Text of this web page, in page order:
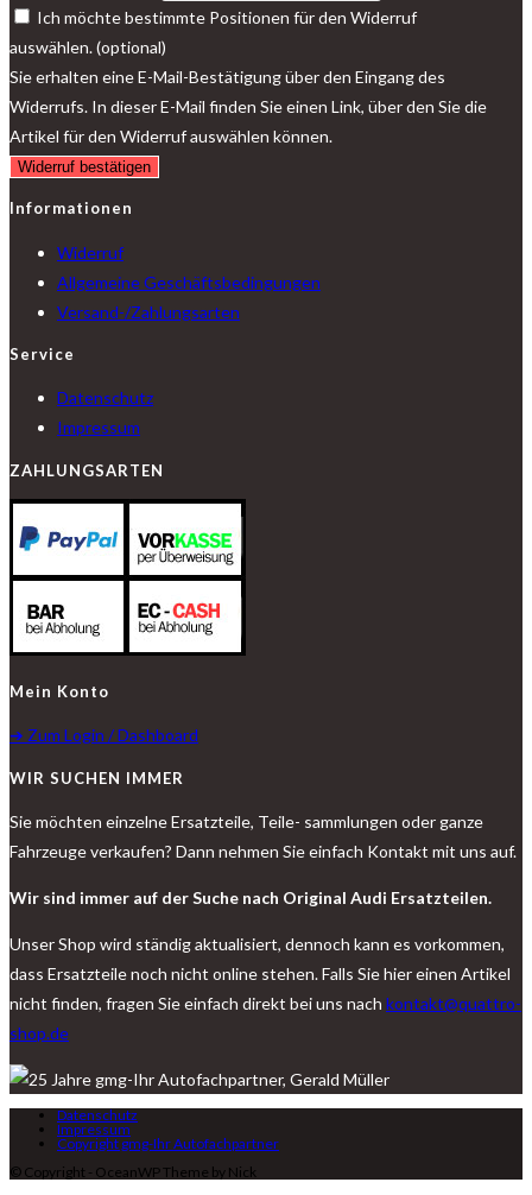
Ich möchte bestimmte Positionen für den Widerruf
auswählen.(optional)
Sie erhalten eine E-Mail-Bestätigung über den Eingang des
Widerrufs. In dieser E-Mail finden Sie einen Link, über den Sie die
Artikel für den Widerruf auswählen können.
Widerruf bestätigen
Informationen
Widerruf
Allgemeine Geschäftsbedingungen
Versand-/Zahlungsarten
Service
Datenschutz
Impressum
ZAHLUNGSARTEN
Mein Konto
➔ Zum Login / Dashboard
WIR SUCHEN IMMER
Sie möchten einzelne Ersatzteile, Teile- sammlungen oder ganze
Fahrzeuge verkaufen? Dann nehmen Sie einfach Kontakt mit uns auf.
Wir sind immer auf der Suche nach Original Audi Ersatzteilen.
Unser Shop wird ständig aktualisiert, dennoch kann es vorkommen,
dass Ersatzteile noch nicht online stehen. Falls Sie hier einen Artikel
nicht finden, fragen Sie einfach direkt bei uns nach kontakt@quattro-
shop.de
Datenschutz
Impressum
Copyright gmg-Ihr Autofachpartner
© Copyright - OceanWP Theme by Nick